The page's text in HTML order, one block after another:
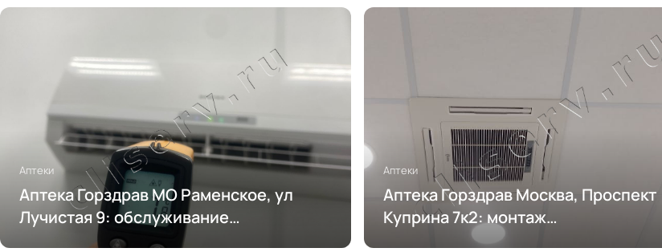
Аптеки
Аптека Горздрав МО Раменское, ул
Лучистая 9: обслуживание
кондиционирования
Аптеки
Аптека Горздрав Москва, Проспект
Куприна 7к2: монтаж
кондиционирования